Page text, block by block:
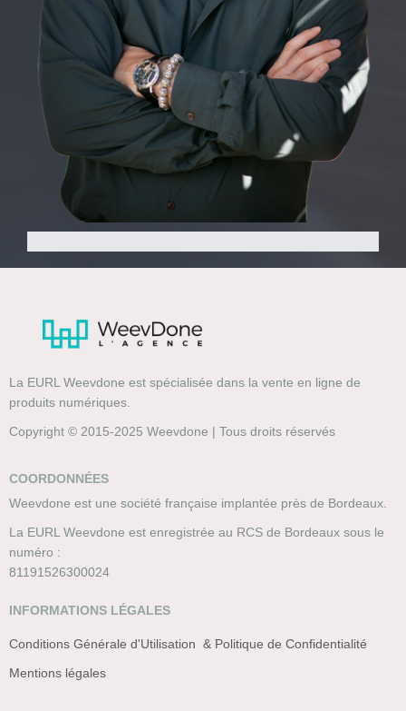
La EURL Weevdone est spécialisée dans la vente en ligne de
produits numériques.
Copyright © 2015-2025 Weevdone | Tous droits réservés
COORDONNÉES
Weevdone est une société française implantée près de Bordeaux.
La EURL Weevdone est enregistrée au RCS de Bordeaux sous le
numéro :
81191526300024
INFORMATIONS LÉGALES
Conditions Générale d'Utilisation & Politique de Confidentialité
Mentions légales